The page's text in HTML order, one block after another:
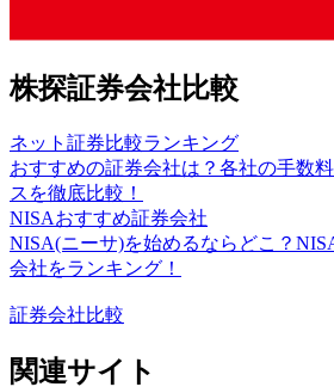
株探証券会社比較
ネット証券比較ランキング
おすすめの証券会社は？各社の手数
スを徹底比較！
NISAおすすめ証券会社
NISA(ニーサ)を始めるならどこ？
会社をランキング！
証券会社比較
関連サイト